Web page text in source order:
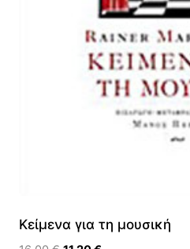
Κείμενα για τη μουσική